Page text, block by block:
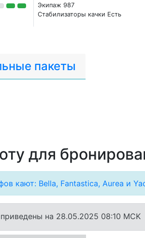
Экипаж 987
Стабилизаторы качки Есть
пакеты
для
кают: Bella, Fantastica, Aurea и
на 28.05.2025 08:10 MCK